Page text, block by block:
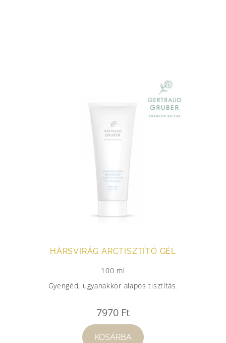
HÁRSVIRÁG ARCTISZTÍTÓ GÉL
100 ml
Gyengéd, ugyanakkor alapos tisztítás.
7970 Ft
KOSÁRBA